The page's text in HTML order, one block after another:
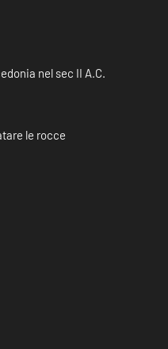
nel sec II A.C.
le rocce